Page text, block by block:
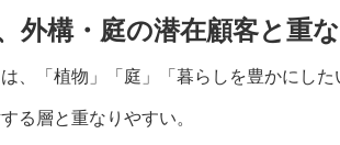
外構・庭の潜在顧客と重
、「植物」「庭」「暮らしを豊かにした
る層と重なりやすい。